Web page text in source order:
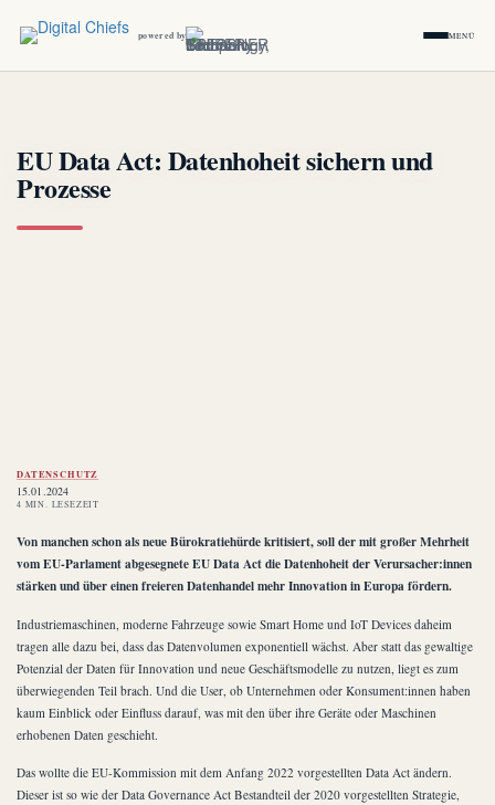
powered by MENÜ
EU Data Act: Datenhoheit sichern und
Prozesse
DATENSCHUTZ
15.01.2024
4 MIN. LESEZEIT
Von manchen schon als neue Bürokratiehürde kritisiert, soll der mit großer Mehrheit
vom EU-Parlament abgesegnete EU Data Act die Datenhoheit der Verursacher:innen
stärken und über einen freieren Datenhandel mehr Innovation in Europa fördern.
Industriemaschinen, moderne Fahrzeuge sowie Smart Home und IoT Devices daheim
tragen alle dazu bei, dass das Datenvolumen exponentiell wächst. Aber statt das gewaltige
Potenzial der Daten für Innovation und neue Geschäftsmodelle zu nutzen, liegt es zum
überwiegenden Teil brach. Und die User, ob Unternehmen oder Konsument:innen haben
kaum Einblick oder Einfluss darauf, was mit den über ihre Geräte oder Maschinen
erhobenen Daten geschieht.
Das wollte die EU-Kommission mit dem Anfang 2022 vorgestellten Data Act ändern.
Dieser ist so wie der Data Governance Act Bestandteil der 2020 vorgestellten Strategie,